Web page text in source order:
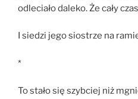
odleciało daleko. Że cały
I siedzi jego siostrze na
*
To stało się szybciej niż